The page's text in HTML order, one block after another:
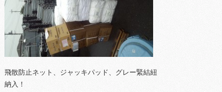
飛散防止ネット、ジャッキパッド、グレー緊結紐
納入！